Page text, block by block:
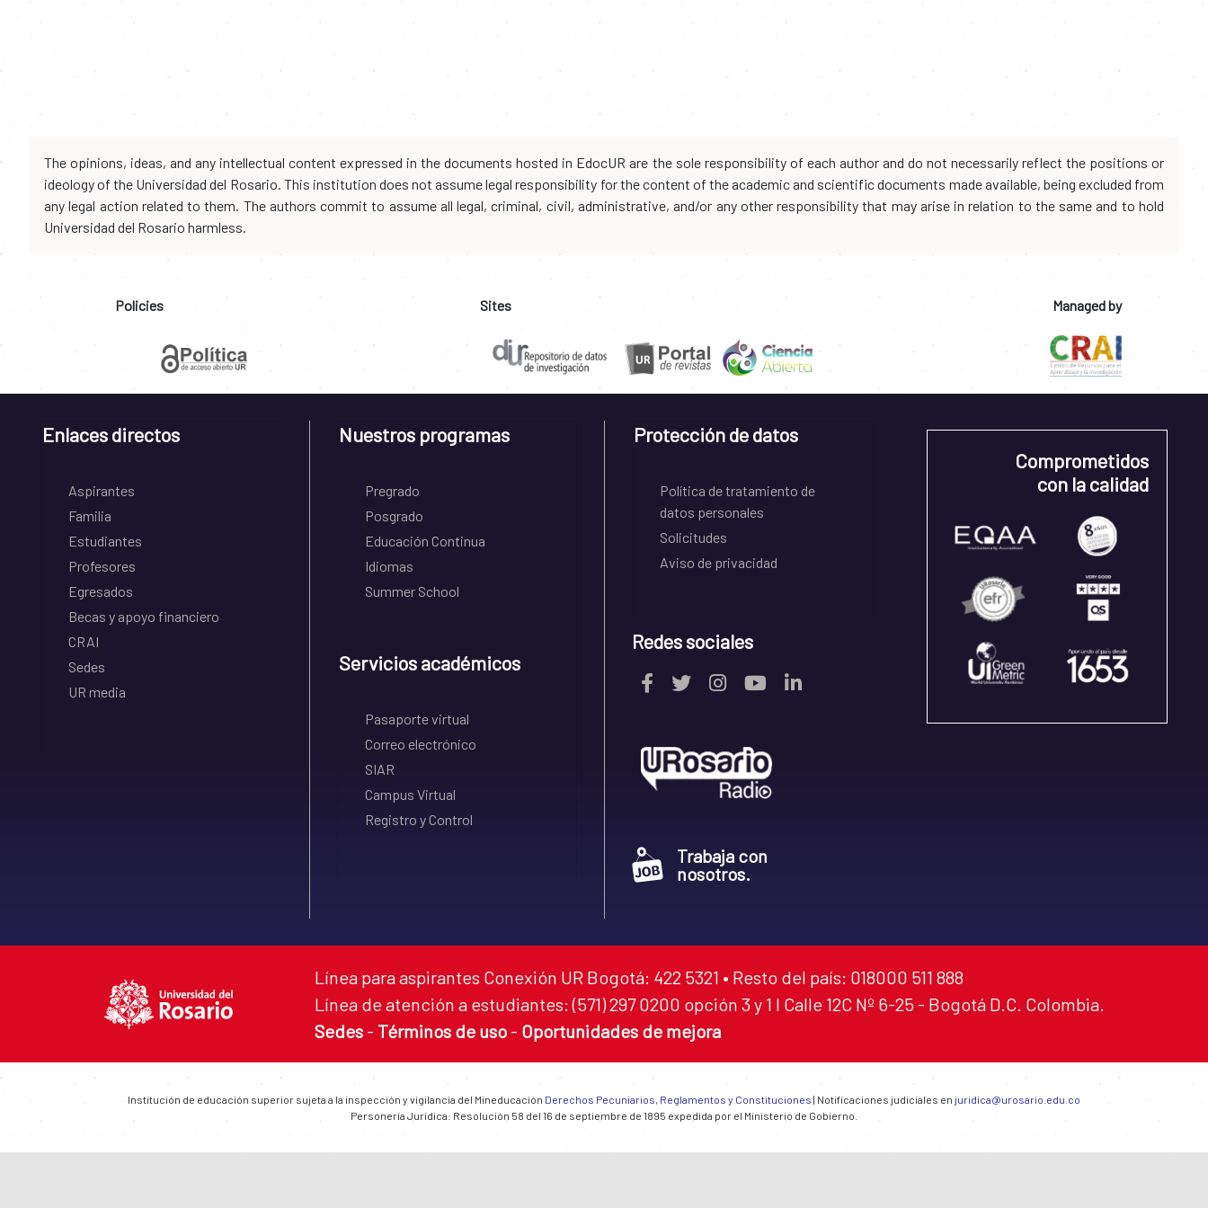
The opinions, ideas, and any intellectual content expressed in the documents hosted in EdocUR are the sole responsibility of each author and do not necessarily reflect the positions or
ideology of the Universidad del Rosario. This institution does not assume legal responsibility for the content of the academic and scientific documents made available, being excluded from
any legal action related to them. The authors commit to assume all legal, criminal, civil, administrative, and/or any other responsibility that may arise in relation to the same and to hold
Universidad del Rosario harmless.
Policies Sites Managed by
Enlaces directos
Aspirantes
Familia
Estudiantes
Profesores
Egresados
Becas y apoyo financiero
CRAI
Sedes
UR media
Nuestros programas
Pregrado
Posgrado
Educación Continua
Idiomas
Summer School
Servicios académicos
Pasaporte virtual
Correo electrónico
SIAR
Campus Virtual
Registro y Control
Protección de datos
Política de tratamiento de
datos personales
Solicitudes
Aviso de privacidad
Redes sociales
Trabaja con
nosotros.
Comprometidos
con la calidad
Línea para aspirantes Conexión UR Bogotá: 422 5321 • Resto del país: 018000 511 888
Línea de atención a estudiantes: (571) 297 0200 opción 3 y 1 I Calle 12C Nº 6-25 - Bogotá D.C. Colombia.
Sedes - Términos de uso - Oportunidades de mejora
Institución de educación superior sujeta a la inspección y vigilancia del Mineducación Derechos Pecuniarios, Reglamentos y Constituciones | Notificaciones judiciales en juridica@urosario.edu.co
Personería Jurídica: Resolución 58 del 16 de septiembre de 1895 expedida por el Ministerio de Gobierno.